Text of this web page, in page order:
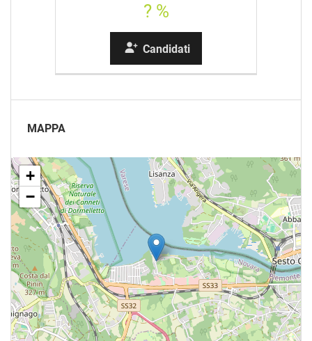
? %
Candidati
MAPPA
+
−